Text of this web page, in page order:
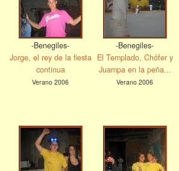
-Benegiles-
Jorge, el rey de la fiesta
continua
Verano 2006
-Benegiles-
El Templado, Chófer y
Juampa en la peña...
Verano 2006